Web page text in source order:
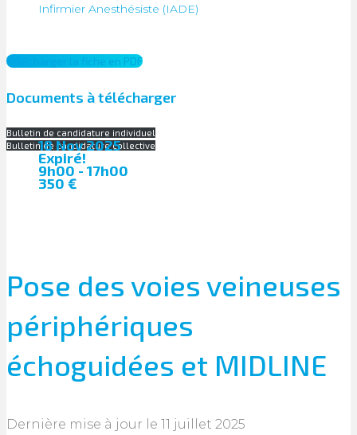
Infirmier Anesthésiste (IADE)
Télécharger la fiche en PDF
Documents à télécharger
Bulletin de candidature individuel
Bulletin de candidature collective
18 Nov 2025
Expiré!
9h00 - 17h00
350 €
Pose des voies veineuses
périphériques
échoguidées et MIDLINE
Dernière mise à jour le 11 juillet 2025